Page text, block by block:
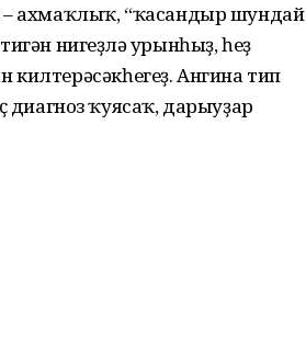
– ахмаҡлыҡ, “ҡасандыр шундай
нигеҙләү урынһыҙ, һеҙ
килтерәсәкһегеҙ. Ангина тип
диагноз ҡуясаҡ, дарыуҙар